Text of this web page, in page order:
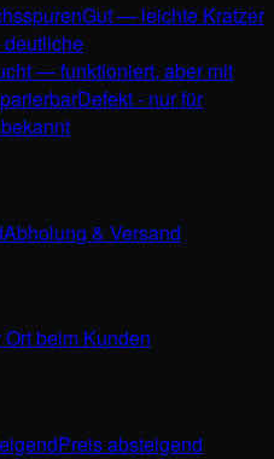
Gut — leichte Kratzer
— funktioniert, aber mit
Defekt - nur für
Abholung & Versand
Ort beim Kunden
Preis absteigend